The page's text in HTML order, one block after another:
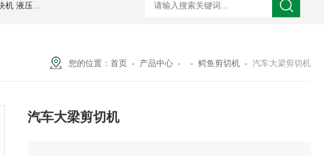
液压机 DS冲压件打包机 液压机 DS铁刨花压块机 液压机
您的位置： 首页 - 产品中心 - - 鳄鱼剪切机 - 汽车大梁剪切机
汽车大梁剪切机